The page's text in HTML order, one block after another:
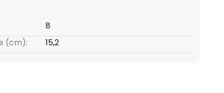
8
(cm):
15,2